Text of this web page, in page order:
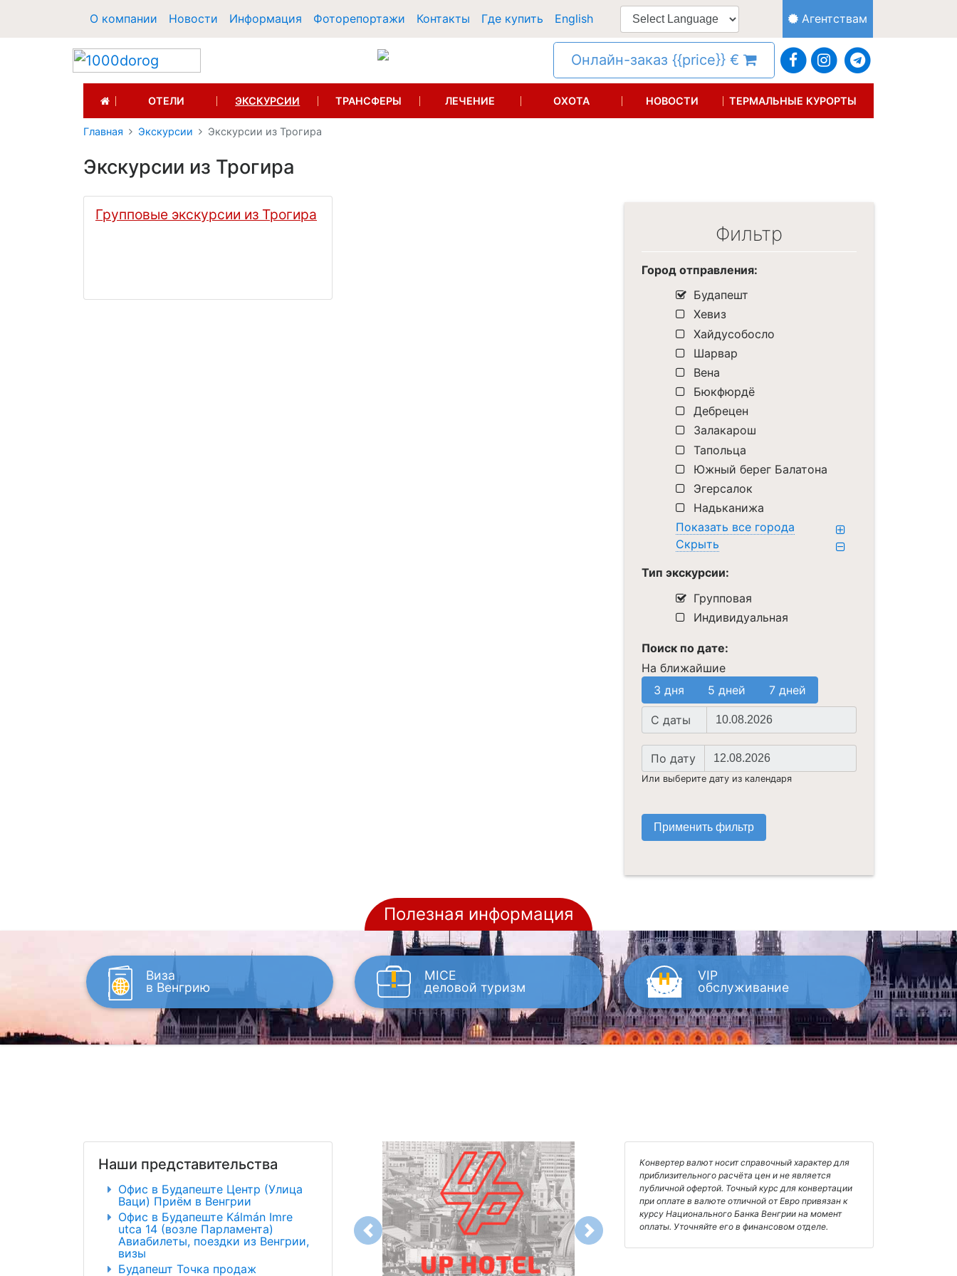
О компании Новости Информация Фоторепортажи Контакты Где купить English Агентствам
Онлайн-заказ {{price}} €
(CURRENT)ОТЕЛИ ЭКСКУРСИИ ТРАНСФЕРЫ ЛЕЧЕНИЕ ОХОТА НОВОСТИ ТЕРМАЛЬНЫЕ КУРОРТЫ
Главная Экскурсии Экскурсии из Трогира
Экскурсии из Трогира
Групповые экскурсии из Трогира
Фильтр
Город отправления:
Будапешт
Хевиз
Хайдусобосло
Шарвар
Вена
Бюкфюрдё
Дебрецен
Залакарош
Тапольца
Южный берег Балатона
Эгерсалок
Надьканижа
Показать все города
Скрыть
Тип экскурсии:
Групповая
Индивидуальная
Поиск по дате:
На ближайшие
3 дня
5 дней
7 дней
Начальная
дата
C даты
Конечная
дата
По дату
Или выберите дату из календаря
Полезная информация
Виза
в Венгрию
MICE
деловой туризм
VIP
обслуживание
Наши представительства
Офис в Будапеште Центр (Улица
Ваци) Приём в Венгрии
Офис в Будапеште Kálmán Imre
utca 14 (возле Парламента)
Авиабилеты, поездки из Венгрии,
визы
Будапешт Точка продаж
Previous Next
Конвертер валют носит справочный характер для
приблизительного расчёта цен и не является
публичной офертой. Точный курс для конвертации
при оплате в валюте отличной от Евро привязан к
курсу Национального Банка Венгрии на момент
оплаты. Уточняйте его в финансовом отделе.